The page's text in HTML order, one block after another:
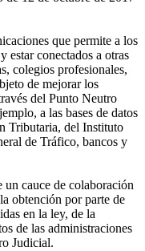
que permite a los
estar conectados a otras
colegios profesionales,
de mejorar los
del Punto Neutro
a las bases de datos
Tributaria, del Instituto
de Tráfico, bancos y
un cauce de colaboración
obtención por parte de
en la ley, de la
de las administraciones
Judicial.